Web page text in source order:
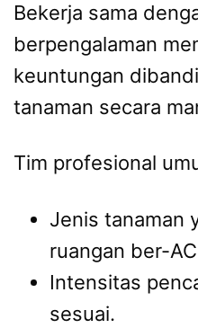
Bekerja sama
berpengalaman
keuntungan
tanaman secara
Tim profesional
Jenis tanaman
ruangan ber-
Intensitas
sesuai.